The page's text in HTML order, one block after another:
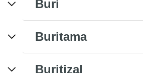
Buri
Buritama
Buritizal